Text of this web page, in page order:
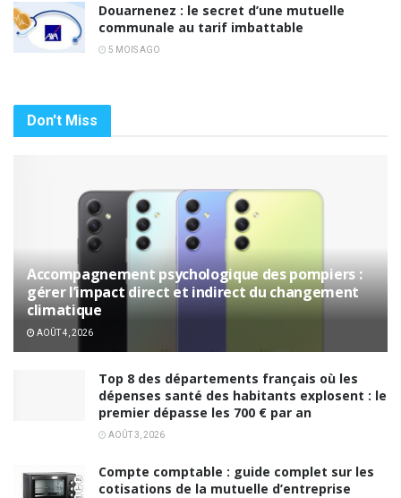
Douarnenez : le secret d’une mutuelle
communale au tarif imbattable
5 MOIS AGO
Don't Miss
Accompagnement psychologique des pompiers :
gérer l’impact direct et indirect du changement
climatique
AOÛT 4, 2026
Top 8 des départements français où les
dépenses santé des habitants explosent : le
premier dépasse les 700 € par an
AOÛT 3, 2026
Compte comptable : guide complet sur les
cotisations de la mutuelle d’entreprise